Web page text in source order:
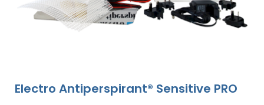
Electro Antiperspirant® Sensitive PRO